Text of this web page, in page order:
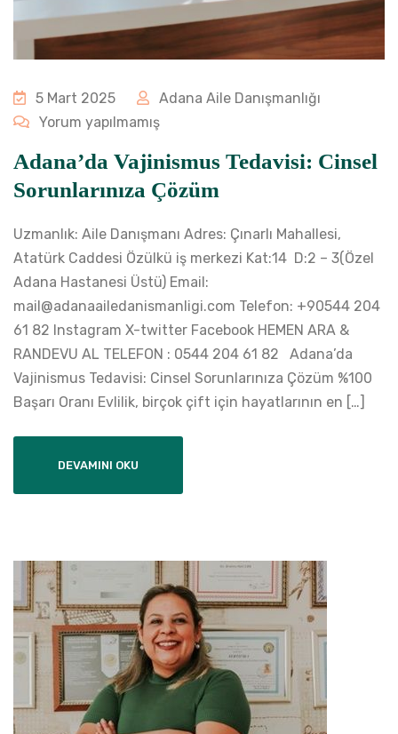
5 Mart 2025
Adana Aile Danışmanlığı
Yorum yapılmamış
Adana’da Vajinismus Tedavisi: Cinsel
Sorunlarınıza Çözüm
Uzmanlık: Aile Danışmanı Adres: Çınarlı Mahallesi,
Atatürk Caddesi Özülkü iş merkezi Kat:14 D:2 – 3(Özel
Adana Hastanesi Üstü) Email:
mail@adanaailedanismanligi.com Telefon: +90544 204
61 82 Instagram X-twitter Facebook HEMEN ARA &
RANDEVU AL TELEFON : 0544 204 61 82 Adana’da
Vajinismus Tedavisi: Cinsel Sorunlarınıza Çözüm %100
Başarı Oranı Evlilik, birçok çift için hayatlarının en […]
DEVAMINI OKU